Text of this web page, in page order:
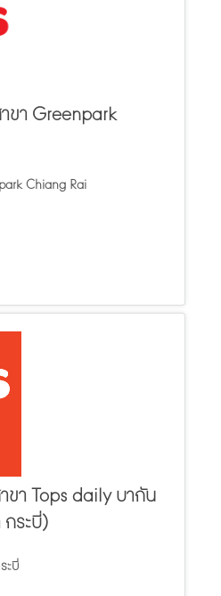
ขา Greenpark
Chiang Rai
ขา Tops daily บากัน
กระบี่)
ะบี่